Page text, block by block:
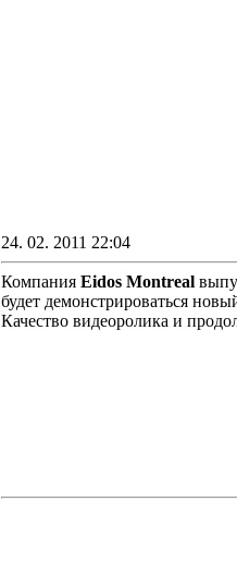
24. 02. 2011 22:04
Компания Eidos Montreal
будет демонстрироваться
Качество видеоролика и